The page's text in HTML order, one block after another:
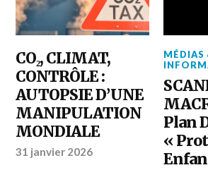
CO₂, CLIMAT,
CONTRÔLE :
AUTOPSIE D’UNE
MANIPULATION
MONDIALE
31 janvier 2026
MÉDIAS
Plan
«